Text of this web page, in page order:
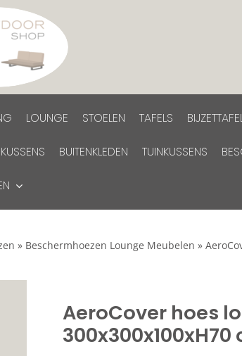
LOUNGE STOELEN TAFELS
BUITENKLEDEN TUINKUSSENS
» Beschermhoezen Lounge Meubelen »
AeroCover hoes